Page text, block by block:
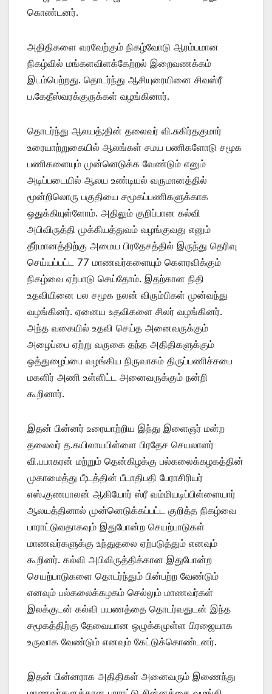
கொண்டனர்.
அதிதிகளை வரவேற்கும் நிகழ்வோடு ஆரம்பமான
நிகழ்வில் மங்களவிளக்கேற்றல் இறைவணக்கம்
இடம்பெற்றது. தொடர்ந்து ஆசியுரையினை சிவஸ்ரீ
ப.கேதீஸ்வரக்குருக்கள் வழங்கினார்.
தொடர்ந்து ஆலயத்;தின் தலைவர் வி.சுகிர்தகுமார்
உரையாற்றுகையில் ஆலங்கள் சமய பணிகளோடு சமூக
பணிகளையும் முன்னெடுக்க வேண்டும் எனும்
அடிப்படையில் ஆலய உண்டியல் வருமானத்தில்
மூன்றிலொரு பகுதியை சமூகப்பணிகளுக்காக
ஒதுக்கியுள்ளோம். அதிலும் குறிப்பான கல்வி
அபிவிருத்தி முக்கியத்துவம் வழங்குவது எனும்
தீர்மானத்திற்கு அமைய பிரதேசத்தில் இருந்து தெரிவு
செய்யப்பட்ட 77 மாணவர்களையும் கௌரவிக்கும்
நிகழ்வை ஏற்பாடு செய்தோம். இதற்கான நிதி
உதவியினை பல சமூக நலன் விரும்பிகள் முன்வந்து
வழங்கினர். ஏனைய உதவிகளை சிலர் வழங்கினர்.
அந்த வகையில் உதவி செய்த அனைவருக்கும்
அழைப்பை ஏற்று வருகை தந்த அதிதிகளுக்கும்
ஒத்துழைப்பை வழங்கிய நிருவாகம் திருப்பணிச்சபை
மகளிர் அணி உள்ளிட்ட அனைவருக்கும் நன்றி
கூறினார்.
இதன் பின்னர் உரையாற்றிய இந்து இளைஞர் மன்ற
தலைவர் த.கயிலாயபிள்ளை பிரதேச செயலாளர்
வி.பபாகரன் மற்றும் தென்கிழக்கு பல்கலைக்கழகத்தின்
முகாமைத்து பீ;டத்தின் பீடாதிபதி பேராசிரியர்
எஸ்.குணபாலன் ஆகியோர் ஸ்ரீ வம்மியடிப்பிள்ளையார்
ஆலயத்தினால் முன்னெடுக்கப்பட்ட குறித்த நிகழ்வை
பாராட்டுவதாகவும் இதுபோன்ற செயற்பாடுகள்
மாணவர்களுக்கு உந்துதலை ஏற்படுத்தும் எனவும்
கூறினர். கல்வி அபிவிருத்திக்கான இதுபோன்ற
செயற்பாடுகளை தொடர்ந்தும் பின்பற்ற வேண்டும்
எனவும் பல்கலைக்கழகம் செல்லும் மாணவர்கள்
இலக்குடன் கல்வி பயணத்தை தொடர்வதுடன் இந்த
சமூகத்திற்கு தேவையான ஒழுக்கமுள்ள பிரஜையாக
உருவாக வேண்டும் எனவும் கேட்டுக்கொண்டனர்.
இதன் பின்னராக அதிதிகள் அனைவரும் இணைந்து